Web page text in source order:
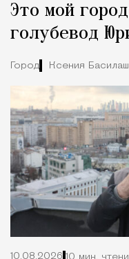
Это мой
голубевод
Город Ксения
10.08.2026